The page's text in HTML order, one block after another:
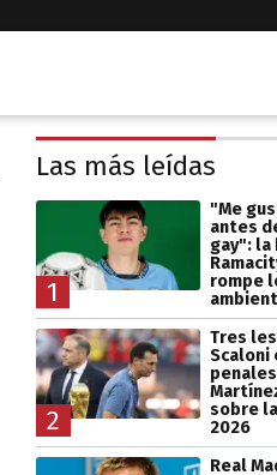
Las más leídas
1
"Me
antes
gay":
rompe
2
Tres
Scaloni
penales
sobre
2026
Real